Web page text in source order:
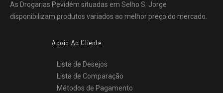
As Drogarias Pevidém situadas em Selho S. Jorge
disponibilizam produtos variados ao melhor preço do mercado.
Apoio Ao Cliente
Lista de Desejos
Lista de Comparação
Métodos de Pagamento